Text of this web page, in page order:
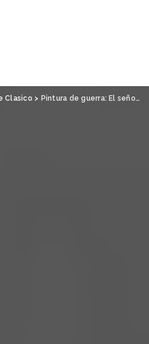
Clasico > Pintura de guerra: El señor de las moscas, de Peter Brook